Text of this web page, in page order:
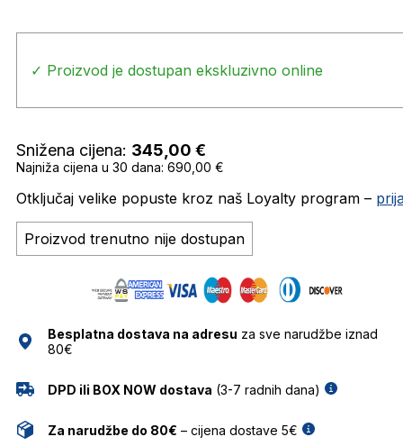
✓ Proizvod je dostupan ekskluzivno online
Snižena cijena: 345,00 €
Najniža cijena u 30 dana: 690,00 €
Otključaj velike popuste kroz naš Loyalty program –
Proizvod trenutno nije dostupan
Besplatna dostava na adresu za sve narudžbe iznad
80€
DPD ili BOX NOW dostava (3-7 radnih dana)
Za narudžbe do 80€ – cijena dostave 5€